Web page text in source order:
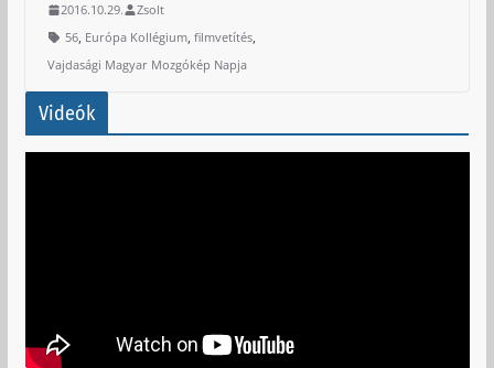
2016.10.29.
Zsolt
56, Európa Kollégium, filmvetítés,
Vajdasági Magyar Mozgókép Napja
Videók